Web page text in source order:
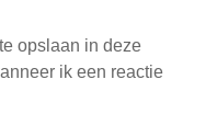
opslaan in deze
ik een reactie